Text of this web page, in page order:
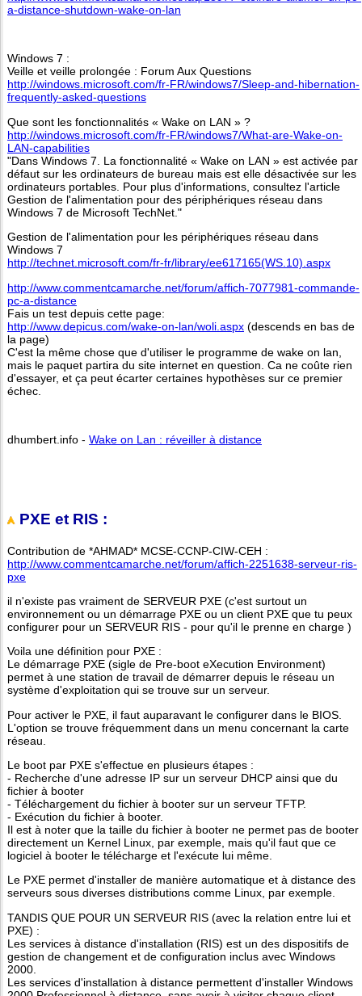
a-distance-shutdown-wake-on-lan
Windows 7 :
Veille et veille prolongée : Forum Aux Questions
http://windows.microsoft.com/fr-FR/windows7/Sleep-and-hibernation-
frequently-asked-questions
Que sont les fonctionnalités « Wake on LAN » ?
http://windows.microsoft.com/fr-FR/windows7/What-are-Wake-on-
LAN-capabilities
"Dans Windows 7. La fonctionnalité « Wake on LAN » est activée par
défaut sur les ordinateurs de bureau mais est elle désactivée sur les
ordinateurs portables. Pour plus d'informations, consultez l'article
Gestion de l'alimentation pour des périphériques réseau dans
Windows 7 de Microsoft TechNet."
Gestion de l'alimentation pour les périphériques réseau dans
Windows 7
http://technet.microsoft.com/fr-fr/library/ee617165(WS.10).aspx
http://www.commentcamarche.net/forum/affich-7077981-commande-
pc-a-distance
Fais un test depuis cette page:
http://www.depicus.com/wake-on-lan/woli.aspx (descends en bas de
la page)
C'est la même chose que d'utiliser le programme de wake on lan,
mais le paquet partira du site internet en question. Ca ne coûte rien
d'essayer, et ça peut écarter certaines hypothèses sur ce premier
échec.
dhumbert.info - Wake on Lan : réveiller à distance
PXE et RIS :
Contribution de *AHMAD* MCSE-CCNP-CIW-CEH :
http://www.commentcamarche.net/forum/affich-2251638-serveur-ris-
pxe
il n'existe pas vraiment de SERVEUR PXE (c'est surtout un
environnement ou un démarrage PXE ou un client PXE que tu peux
configurer pour un SERVEUR RIS - pour qu'il le prenne en charge )
Voila une définition pour PXE :
Le démarrage PXE (sigle de Pre-boot eXecution Environment)
permet à une station de travail de démarrer depuis le réseau un
système d'exploitation qui se trouve sur un serveur.
Pour activer le PXE, il faut auparavant le configurer dans le BIOS.
L'option se trouve fréquemment dans un menu concernant la carte
réseau.
Le boot par PXE s'effectue en plusieurs étapes :
- Recherche d'une adresse IP sur un serveur DHCP ainsi que du
fichier à booter
- Téléchargement du fichier à booter sur un serveur TFTP.
- Exécution du fichier à booter.
Il est à noter que la taille du fichier à booter ne permet pas de booter
directement un Kernel Linux, par exemple, mais qu'il faut que ce
logiciel à booter le télécharge et l'exécute lui même.
Le PXE permet d'installer de manière automatique et à distance des
serveurs sous diverses distributions comme Linux, par exemple.
TANDIS QUE POUR UN SERVEUR RIS (avec la relation entre lui et
PXE) :
Les services à distance d'installation (RIS) est un des dispositifs de
gestion de changement et de configuration inclus avec Windows
2000.
Les services d'installation à distance permettent d'installer Windows